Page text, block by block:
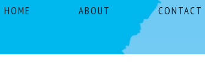
HOME ABOUT CONTACT